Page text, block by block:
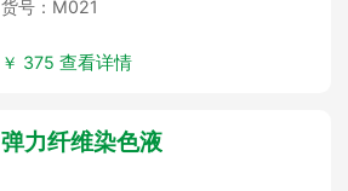
货号：M021
￥ 375查看详情
弹力纤维染色液